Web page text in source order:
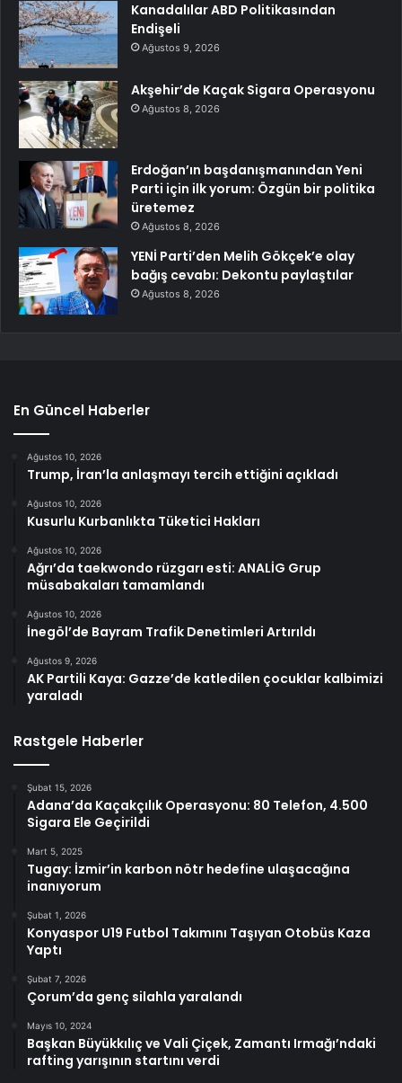
Kanadalılar ABD Politikasından
Endişeli
Ağustos 9, 2026
Akşehir’de Kaçak Sigara Operasyonu
Ağustos 8, 2026
Erdoğan’ın başdanışmanından Yeni
Parti için ilk yorum: Özgün bir politika
üretemez
Ağustos 8, 2026
YENİ Parti’den Melih Gökçek’e olay
bağış cevabı: Dekontu paylaştılar
Ağustos 8, 2026
En Güncel Haberler
Ağustos 10, 2026
Trump, İran’la anlaşmayı tercih ettiğini açıkladı
Ağustos 10, 2026
Kusurlu Kurbanlıkta Tüketici Hakları
Ağustos 10, 2026
Ağrı’da taekwondo rüzgarı esti: ANALİG Grup
müsabakaları tamamlandı
Ağustos 10, 2026
İnegöl’de Bayram Trafik Denetimleri Artırıldı
Ağustos 9, 2026
AK Partili Kaya: Gazze’de katledilen çocuklar kalbimizi
yaraladı
Rastgele Haberler
Şubat 15, 2026
Adana’da Kaçakçılık Operasyonu: 80 Telefon, 4.500
Sigara Ele Geçirildi
Mart 5, 2025
Tugay: İzmir’in karbon nötr hedefine ulaşacağına
inanıyorum
Şubat 1, 2026
Konyaspor U19 Futbol Takımını Taşıyan Otobüs Kaza
Yaptı
Şubat 7, 2026
Çorum’da genç silahla yaralandı
Mayıs 10, 2024
Başkan Büyükkılıç ve Vali Çiçek, Zamantı Irmağı’ndaki
rafting yarışının startını verdi